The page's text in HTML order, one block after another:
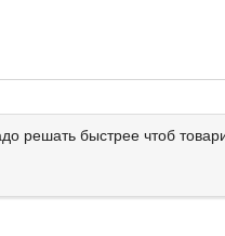
решать быстрее чтоб